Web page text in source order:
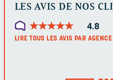
LES AVIS DE NOS
★★★★★
★★★★★ 4.8
LIRE TOUS LES AVIS PAR AGENCE